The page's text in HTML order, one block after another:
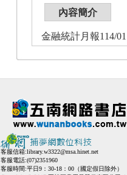
內容簡介
金融統計月報114/01
客服信箱:library.w3322@msa.hinet.net
客服電話:(07)2351960
客服時間:平日9：30-18：00（國定假日除外）